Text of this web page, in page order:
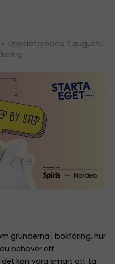
• Uppdaterades 2 augusti,
grunderna i bokföring, hur
behöver ett
kan vara smart att ta